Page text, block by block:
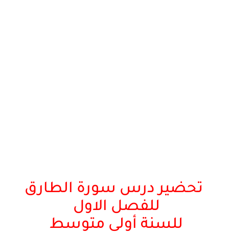
تحضير درس سورة الطارق
للفصل الاول
للسنة أولى متوسط